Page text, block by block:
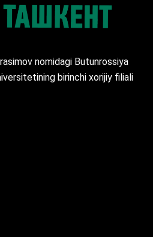
nomidagi Butunrossiya
birinchi xorijiy filiali